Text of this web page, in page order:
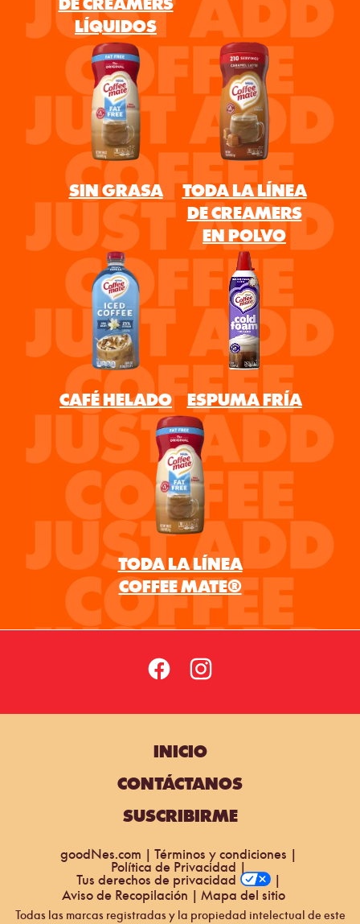
INICIO
CONTÁCTANOS
SUSCRIBIRME
goodNes.com Términos y condiciones
Política de Privacidad
Tus derechos de privacidad
Aviso de Recopilación Mapa del sitio
Todas las marcas registradas y la propiedad intelectual de este